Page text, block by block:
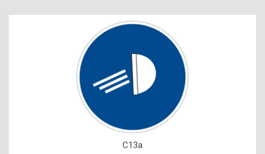
C13a